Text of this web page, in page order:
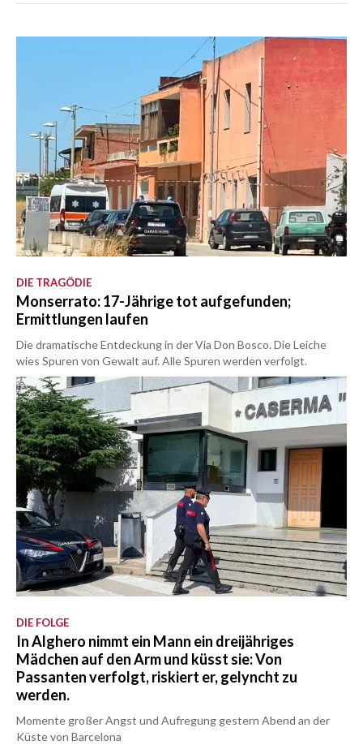
DIE TRAGÖDIE
Monserrato: 17-Jährige tot aufgefunden;
Ermittlungen laufen
Die dramatische Entdeckung in der Via Don Bosco. Die Leiche
wies Spuren von Gewalt auf. Alle Spuren werden verfolgt.
DIE FOLGE
In Alghero nimmt ein Mann ein dreijähriges
Mädchen auf den Arm und küsst sie: Von
Passanten verfolgt, riskiert er, gelyncht zu
werden.
Momente großer Angst und Aufregung gestern Abend an der
Küste von Barcelona